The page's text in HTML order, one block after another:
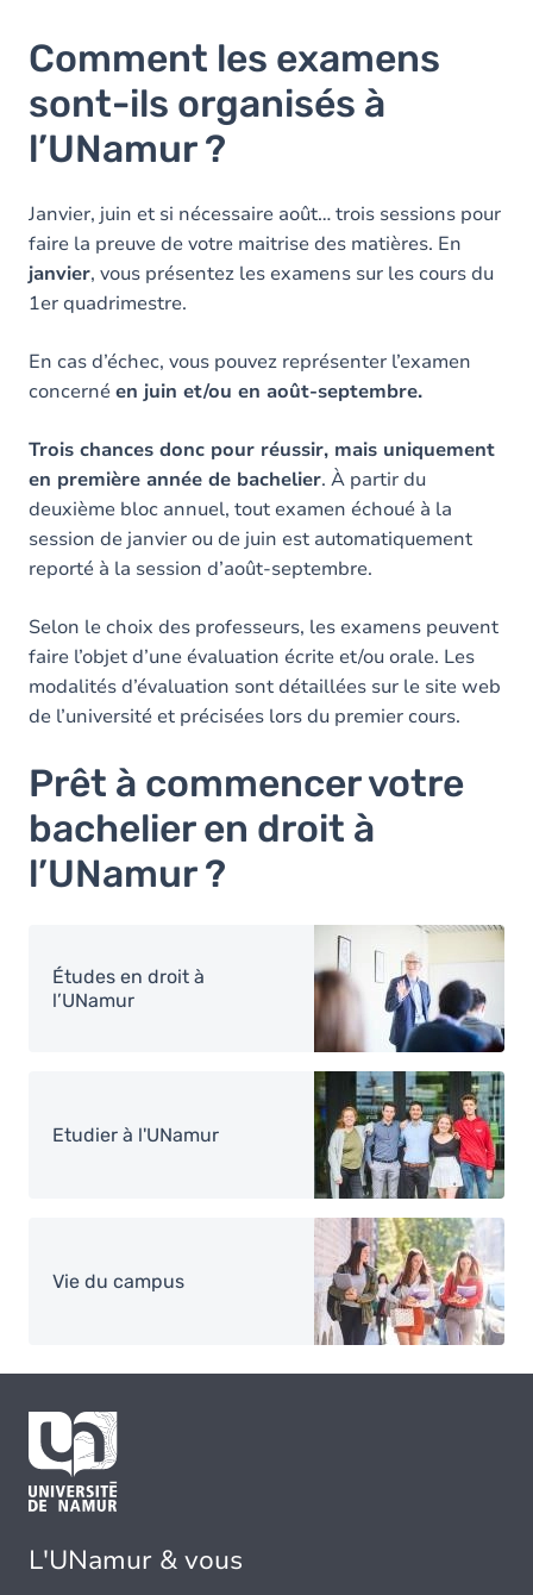
Comment les examens
sont-ils organisés à
l’UNamur ?
Janvier, juin et si nécessaire août… trois sessions pour
faire la preuve de votre maitrise des matières. En
janvier, vous présentez les examens sur les cours du
1er quadrimestre.
En cas d’échec, vous pouvez représenter l’examen
concernéen juin et/ou en août-septembre.
Trois chances donc pour réussir, mais uniquement
en première année de bachelier. À partir du
deuxième bloc annuel, tout examen échoué à la
session de janvier ou de juin est automatiquement
reporté à la session d’août-septembre.
Selon le choix des professeurs, les examens peuvent
faire l’objet d’une évaluation écrite et/ou orale. Les
modalités d’évaluation sont détaillées sur le site web
de l’université et précisées lors du premier cours.
Prêt à commencer votre
bachelier en droit à
l’UNamur ?
Image
Études en droit à
l’UNamur
Image
Etudier à l'UNamur
Image
Vie du campus
L'UNamur & vous